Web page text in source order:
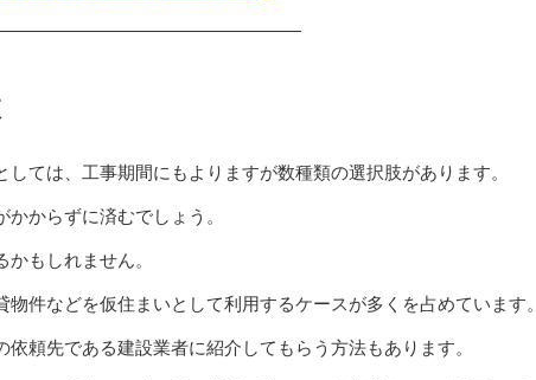
ては、工事期間にもよりますが数種類の選択肢があります。
からずに済むでしょう。
もしれません。
件などを仮住まいとして利用するケースが多くを占めています。
頼先である建設業者に紹介してもらう方法もあります。